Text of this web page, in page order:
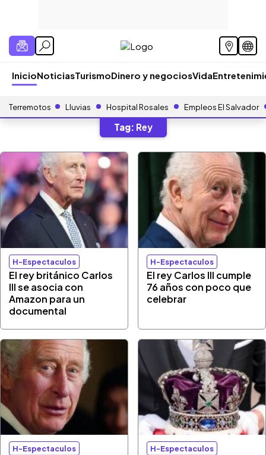
InicioNoticiasTurismoDinero y negociosVida
Terremotos Lluvias Hospital Rosales Empleos El Salvador
Tag: Rey
H-Espectaculos
El rey británico Carlos
III se asocia con
Amazon para un
documental
H-Espectaculos
El rey Carlos III cumple
76 años con poco que
celebrar
H-Espectaculos H-Espectaculos